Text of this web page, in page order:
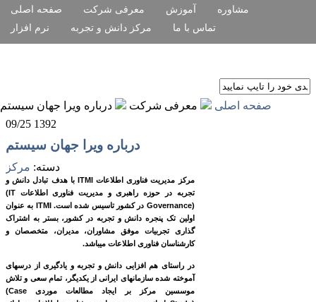
صفحه اصلی معرفی شرکت آموزش
مشاوره
نرم افزار
مرکز دانش و تجربه تماس با ما
صفحه اصلی معرفی شرکت
درباره ویرا جهان سیستم
09/25 1392
درباره ویرا جهان سیستم
دسته: مرکز
مرکز مدیریت فناوری اطلاعاتITMI با هدف تبادل دانش و
تجربه در حوزه راهبری و مدیریت فناوری اطلاعات (IT
Governance) در کشور تاسیس شده است.ITMI به عنوان
اولین تک پنجره دانش و تجربه در کشور، بستر به اشتراک
گذاری تجربیات موفق مشاوران، مدیران، متخصصان و
کارشناسان فناوری اطلاعات می­باشد.
در راستای هم ­افزایی دانش و تجربه و یادگیری از درس­های
آموخته شده سازمان­های ایرانی از یکدیگر، تمام سعی و تلاش
موسسین مرکز بر ایجاد مطالعات موردی (Case